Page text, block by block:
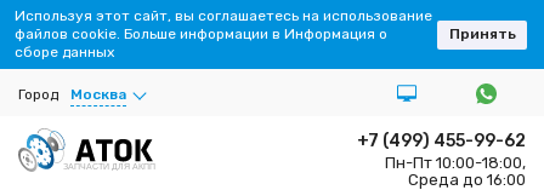
Город Москва
ЗАПЧАСТИ ДЛЯ АКПП
+7 (499) 455-99-62
Пн-Пт 10:00-18:00,
Среда до 16:00
Используя этот сайт, вы соглашаетесь на использование
файлов cookie. Больше информации в Информация о
сборе данных
Принять